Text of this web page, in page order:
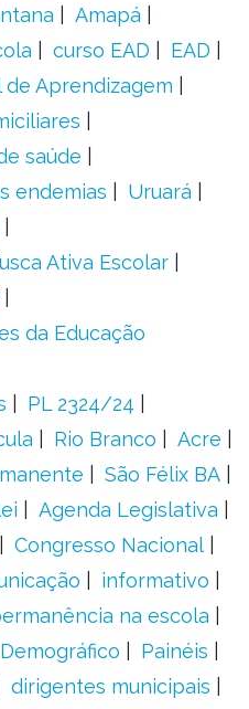
Amapá
curso EAD
EAD
Aprendizagem
saúde
endemias
Uruará
Ativa Escolar
da Educação
PL 2324/24
Rio Branco
Acre
São Félix BA
Agenda Legislativa
Congresso Nacional
informativo
na escola
Painéis
dirigentes municipais